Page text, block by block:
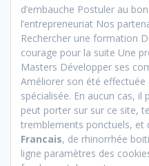
d’embauche Postuler au
l’entrepreneuriat Nos
Rechercher une formation
courage pour la suite Une
Masters Développer ses
Améliorer son été
spécialisée. En aucun cas, il
peut porter sur sur ce site,
tremblements ponctuels, et
Francais, de rhinorrhée
ligne paramètres des